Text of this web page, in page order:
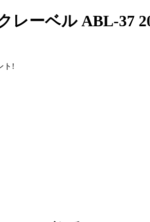
レーベル ABL-37
ト!